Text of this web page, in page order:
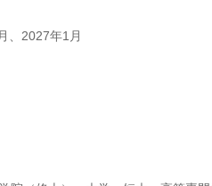
、2027年1月